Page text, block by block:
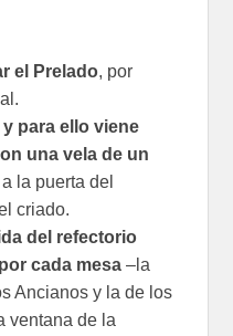
el Prelado, por
para ello viene
una vela de un
la puerta del
criado.
del refectorio
cada mesa –la
Ancianos y la de los
ventana de la